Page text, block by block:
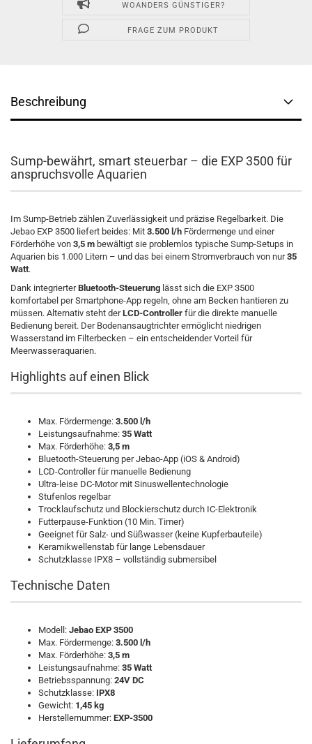
WOANDERS GÜNSTIGER?
FRAGE ZUM PRODUKT
Beschreibung
Sump-bewährt, smart steuerbar – die EXP 3500 für
anspruchsvolle Aquarien
Im Sump-Betrieb zählen Zuverlässigkeit und präzise Regelbarkeit. Die
Jebao EXP 3500 liefert beides: Mit 3.500 l/h Fördermenge und einer
Förderhöhe von 3,5 m bewältigt sie problemlos typische Sump-Setups in
Aquarien bis 1.000 Litern – und das bei einem Stromverbrauch von nur35
Watt.
Dank integrierterBluetooth-Steuerung lässt sich die EXP 3500
komfortabel per Smartphone-App regeln, ohne am Becken hantieren zu
müssen. Alternativ steht derLCD-Controller für die direkte manuelle
Bedienung bereit. Der Bodenansaugtrichter ermöglicht niedrigen
Wasserstand im Filterbecken – ein entscheidender Vorteil für
Meerwasseraquarien.
Highlights auf einen Blick
Max. Fördermenge: 3.500 l/h
Leistungsaufnahme: 35 Watt
Max. Förderhöhe: 3,5 m
Bluetooth-Steuerung per Jebao-App (iOS & Android)
LCD-Controller für manuelle Bedienung
Ultra-leise DC-Motor mit Sinuswellentechnologie
Stufenlos regelbar
Trocklaufschutz und Blockierschutz durch IC-Elektronik
Futterpause-Funktion (10 Min. Timer)
Geeignet für Salz- und Süßwasser (keine Kupferbauteile)
Keramikwellenstab für lange Lebensdauer
Schutzklasse IPX8 – vollständig submersibel
Technische Daten
Modell: Jebao EXP 3500
Max. Fördermenge: 3.500 l/h
Max. Förderhöhe: 3,5 m
Leistungsaufnahme: 35 Watt
Betriebsspannung: 24V DC
Schutzklasse: IPX8
Gewicht: 1,45 kg
Herstellernummer: EXP-3500